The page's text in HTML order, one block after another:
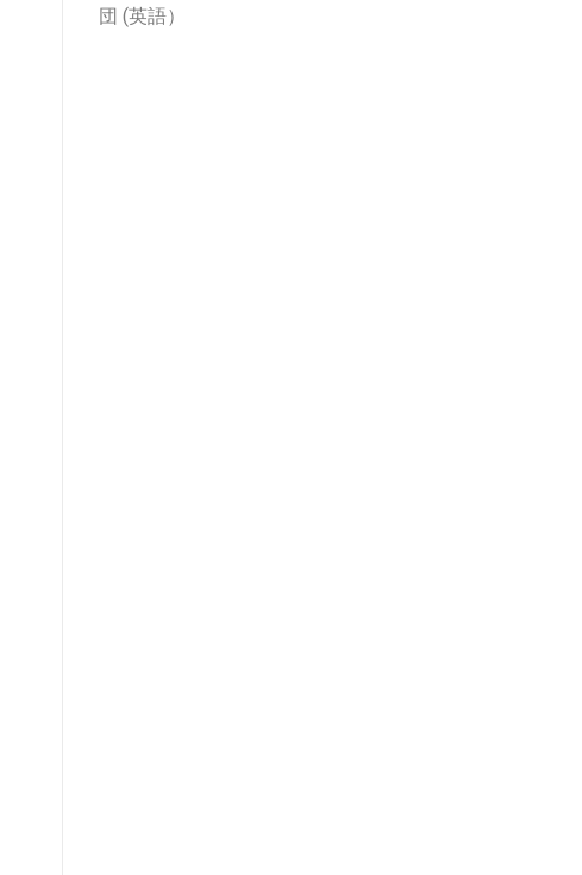
団 (英語）